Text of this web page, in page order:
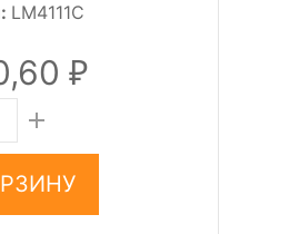
LM4111C
₽